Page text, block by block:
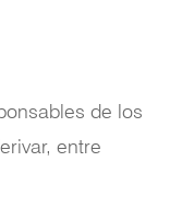
de los
entre